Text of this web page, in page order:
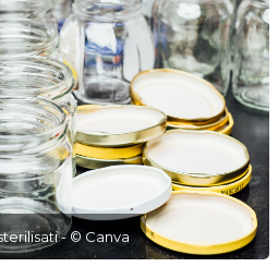
- © Canva